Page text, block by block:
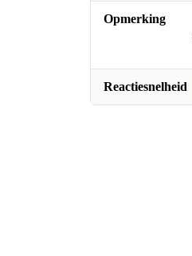
Opmerking
Reactiesnelheid